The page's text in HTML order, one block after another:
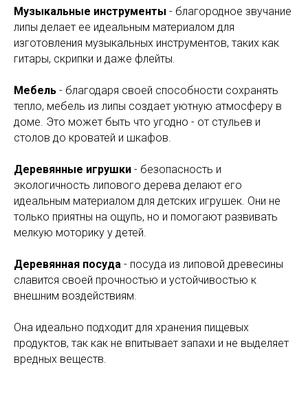
Музыкальные инструменты - благородное звучание
липы делает ее идеальным материалом для
изготовления музыкальных инструментов, таких как
гитары, скрипки и даже флейты.
Мебель - благодаря своей способности сохранять
тепло, мебель из липы создает уютную атмосферу в
доме. Это может быть что угодно - от стульев и
столов до кроватей и шкафов.
Деревянные игрушки - безопасность и
экологичность липового дерева делают его
идеальным материалом для детских игрушек. Они не
только приятны на ощупь, но и помогают развивать
мелкую моторику у детей.
Деревянная посуда - посуда из липовой древесины
славится своей прочностью и устойчивостью к
внешним воздействиям.
Она идеально подходит для хранения пищевых
продуктов, так как не впитывает запахи и не выделяет
вредных веществ.